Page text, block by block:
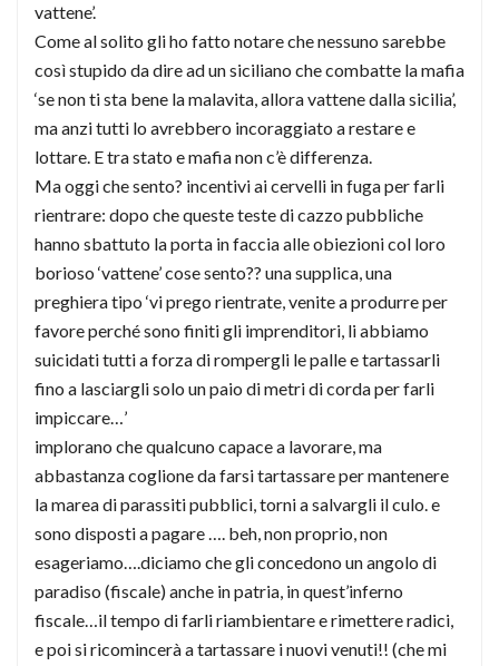
vattene’.
Come al solito gli ho fatto notare che nessuno sarebbe
così stupido da dire ad un siciliano che combatte la mafia
‘se non ti sta bene la malavita, allora vattene dalla sicilia’,
ma anzi tutti lo avrebbero incoraggiato a restare e
lottare. E tra stato e mafia non c’è differenza.
Ma oggi che sento? incentivi ai cervelli in fuga per farli
rientrare: dopo che queste teste di cazzo pubbliche
hanno sbattuto la porta in faccia alle obiezioni col loro
borioso ‘vattene’ cose sento?? una supplica, una
preghiera tipo ‘vi prego rientrate, venite a produrre per
favore perché sono finiti gli imprenditori, li abbiamo
suicidati tutti a forza di rompergli le palle e tartassarli
fino a lasciargli solo un paio di metri di corda per farli
impiccare…’
implorano che qualcuno capace a lavorare, ma
abbastanza coglione da farsi tartassare per mantenere
la marea di parassiti pubblici, torni a salvargli il culo. e
sono disposti a pagare …. beh, non proprio, non
esageriamo….diciamo che gli concedono un angolo di
paradiso (fiscale) anche in patria, in quest’inferno
fiscale…il tempo di farli riambientare e rimettere radici,
e poi si ricomincerà a tartassare i nuovi venuti!! (che mi